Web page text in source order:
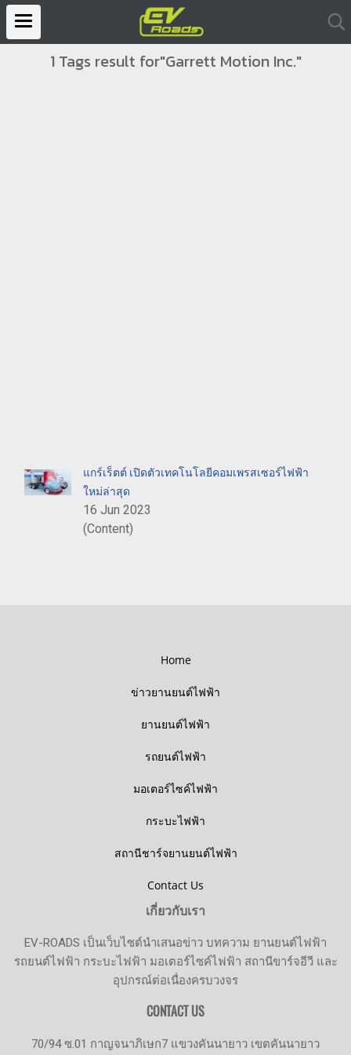
1 Tags result for"Garrett Motion Inc."
แกร์เร็ตต์ เปิดตัวเทคโนโลยีคอมเพรสเซอร์ไฟฟ้า
ใหม่ล่าสุด
16 Jun 2023
(Content)
Home
ข่าวยานยนต์ไฟฟ้า
ยานยนต์ไฟฟ้า
รถยนต์ไฟฟ้า
มอเตอร์ไซค์ไฟฟ้า
กระบะไฟฟ้า
สถานีชาร์จยานยนต์ไฟฟ้า
Contact Us
เกี่ยวกับเรา
EV-ROADS เป็นเว็บไซต์นำเสนอข่าว บทความ ยานยนต์ไฟฟ้า
รถยนต์ไฟฟ้า กระบะไฟฟ้า มอเตอร์ไซค์ไฟฟ้า สถานีขาร์จอีวี และ
อุปกรณ์ต่อเนื่องครบวงจร
CONTACT US
70/94 ซ.01 กาญจนาภิเษก7 แขวงคันนายาว เขตคันนายาว